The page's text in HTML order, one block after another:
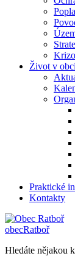
Život v obci
Praktické
Kontakty
obecRatboř
Hledáte nějakou